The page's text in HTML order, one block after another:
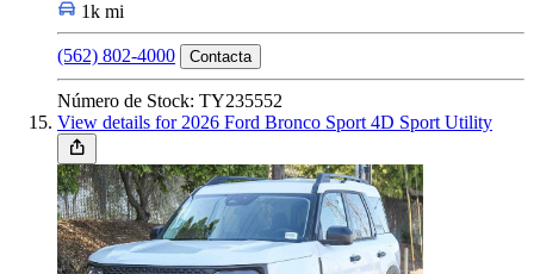
1k mi
(562) 802-4000 Contacta
Número de Stock: TY235552
View details for 2026 Ford Bronco Sport 4D Sport Utility